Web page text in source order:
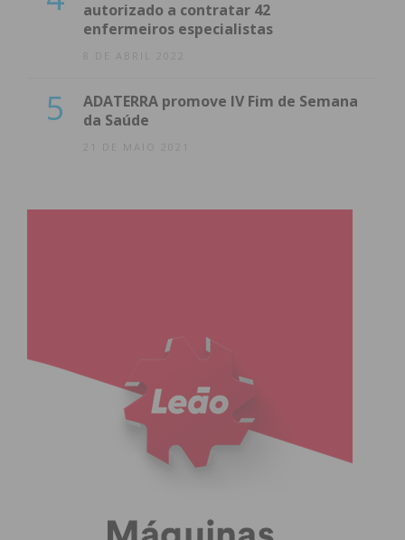
autorizado a contratar 42
enfermeiros especialistas
8 DE ABRIL 2022
5
ADATERRA promove IV Fim de Semana
da Saúde
21 DE MAIO 2021